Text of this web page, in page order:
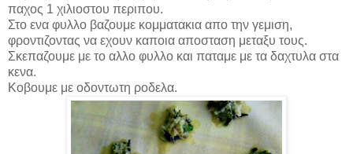
παχος 1 χιλιοστου περιπου.
Στο ενα φυλλο βαζουμε κομματακια απο την γεμιση,
φροντιζοντας να εχουν καποια αποσταση μεταξυ τους.
Σκεπαζουμε με το αλλο φυλλο και παταμε με τα δαχτυλα στα
κενα.
Κοβουμε με οδοντωτη ροδελα.